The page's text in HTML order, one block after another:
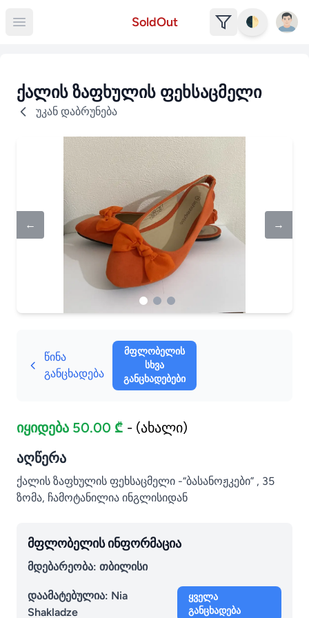
Open main menu SoldOut 🌓 Open
ქალის ზაფხულის ფეხსაცმელი
უკან დაბრუნება
← →
წინა
განცხადება
მფლობელის
სხვა
განცხადებები
იყიდება 50.00 ₾ - (ახალი)
აღწერა
ქალის ზაფხულის ფეხსაცმელი -“ბასანოჟკები” , 35
ზომა, ჩამოტანილია ინგლისიდან
მფლობელის ინფორმაცია
მდებარეობა: თბილისი
დაამატებულია: Nia
Shakladze
ყველა
განცხადება